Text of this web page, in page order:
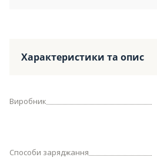
Характеристики та опис
Виробник
Способи заряджання